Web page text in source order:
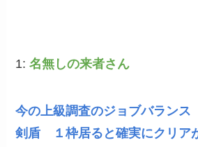
1:名無しの来者さん
今の上級調査のジョブバランス
剣盾 １枠居ると確実にクリ